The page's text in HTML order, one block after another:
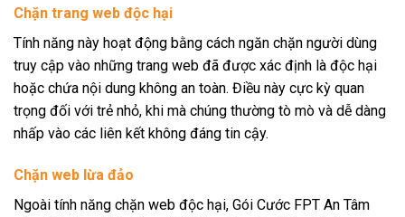
Chặn trang web độc hại
Tính năng này hoạt động bằng cách ngăn chặn người dùng
truy cập vào những trang web đã được xác định là độc hại
hoặc chứa nội dung không an toàn. Điều này cực kỳ quan
trọng đối với trẻ nhỏ, khi mà chúng thường tò mò và dễ dàng
nhấp vào các liên kết không đáng tin cậy.
Chặn web lừa đảo
Ngoài tính năng chặn web độc hại, Gói Cước FPT An Tâm